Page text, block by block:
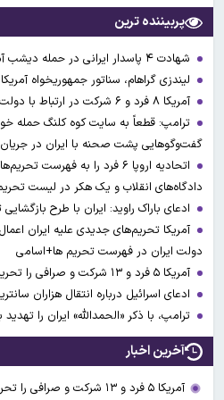
پربیننده ترین
شهادت ۴ پاسدار ایرانی در حمله دیشب آمریکت و عربستان به عراق
لیندزی گراهام، سناتور جمهوریخواه
آمریکا ۸ فرد و ۶ شرکت در ارتباط با دولت ایران را تحریم کرد
ترامپ: قطعاً به سایت کوه کلنگ حمله
گفت‌وگوهایی پشت صحنه با ایران در
اتحادیه اروپا ۶ فرد را به
دادگاه‌های انقلاب و یک هکر در لیست
ادعای باراک راوید: ایران با طرح
دولت ایران در فهرست تحریم ها+اسامی
آمریکا ۵ فرد و ۱۳ شرکت و صرافی را تحریم کرد+اسامی
ادعای اسرائیل درباره انتقال هزاران
ترامپ، با ذکر «الحمدالله» ایران را
آخرین اخبار
آمریکا ۵ فرد و ۱۳ شرکت و صرافی را تحریم کرد+اسامی